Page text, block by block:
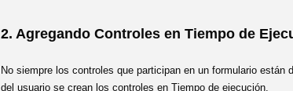
2. Agregando Controles en Tiempo de
No siempre los controles que participan en un formulario
del usuario se crean los controles en Tiempo de ejecución.